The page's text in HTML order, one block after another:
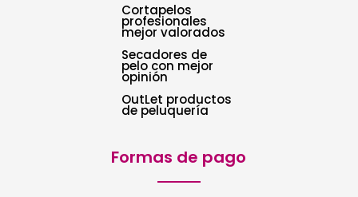
Cortapelos
profesionales
mejor valorados
Secadores de
pelo con mejor
opinión
OutLet productos
de peluquería
Formas de pago